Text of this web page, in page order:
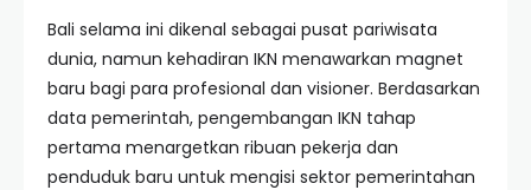
Bali selama ini dikenal sebagai pusat pariwisata
dunia, namun kehadiran IKN menawarkan magnet
baru bagi para profesional dan visioner. Berdasarkan
data pemerintah, pengembangan IKN tahap
pertama menargetkan ribuan pekerja dan
penduduk baru untuk mengisi sektor pemerintahan